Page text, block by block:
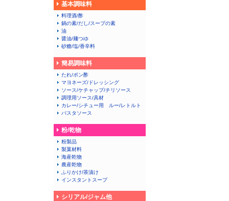
基本調味料
料理酒/酢
鍋の素/だし/スープの素
油
醤油/麺つゆ
砂糖/塩/香辛料
簡易調味料
たれ/ポン酢
マヨネーズ/ドレッシング
ソース/ケチャップ/チリソース
調理用ソース/具材
カレー/シチュー用 ルー/レトルト
パスタソース
粉/乾物
粉製品
製菓材料
海産乾物
農産乾物
ふりかけ/茶漬け
インスタントスープ
シリアル/ジャム他